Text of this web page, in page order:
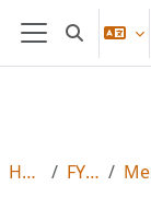
メインコンテンツ
サイドパネ
検索入力
Home FY2026